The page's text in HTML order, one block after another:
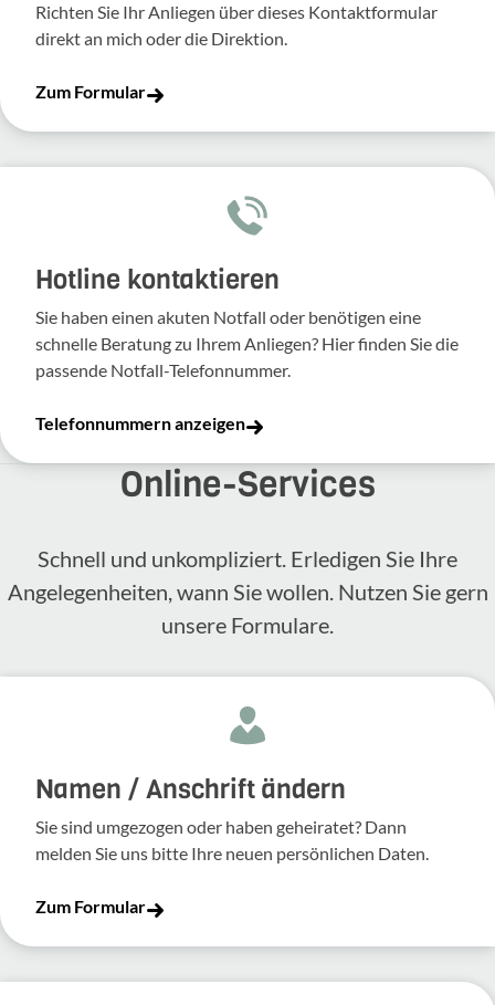
Richten Sie Ihr Anliegen über dieses Kontakt­for­mular
direkt an mich oder die Direk­tion.
Zum Formular
Hotline kontaktieren
Sie haben einen akuten Notfall oder benötigen eine
schnelle Beratung zu Ihrem Anliegen? Hier finden Sie die
passende Notfall-Telefonnummer.
Telefonnummern anzeigen
Online-​Services
Schnell und unkompliziert. Erledigen Sie Ihre
Angelegenheiten, wann Sie wollen. Nutzen Sie gern
unsere Formulare.
Namen / Anschrift ändern
Sie sind umgezogen oder haben geheiratet? Dann
melden Sie uns bitte Ihre neuen persönlichen Daten.
Zum Formular